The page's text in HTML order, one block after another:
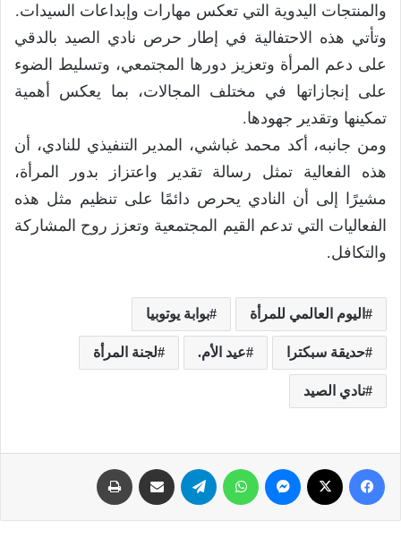
والمنتجات اليدوية التي تعكس مهارات وإبداعات السيدات.
وتأتي هذه الاحتفالية في إطار حرص نادي الصيد بالدقي
على دعم المرأة وتعزيز دورها المجتمعي، وتسليط الضوء
على إنجازاتها في مختلف المجالات، بما يعكس أهمية
تمكينها وتقدير جهودها.
ومن جانبه، أكد محمد غباشي، المدير التنفيذي للنادي، أن
هذه الفعالية تمثل رسالة تقدير واعتزاز بدور المرأة،
مشيرًا إلى أن النادي يحرص دائمًا على تنظيم مثل هذه
الفعاليات التي تدعم القيم المجتمعية وتعزز روح المشاركة
والتكافل.
اليوم العالمي للمرأة بوابة يوتوبيا
حديقة سبكترا عيد الأم. لجنة المرأة
نادي الصيد